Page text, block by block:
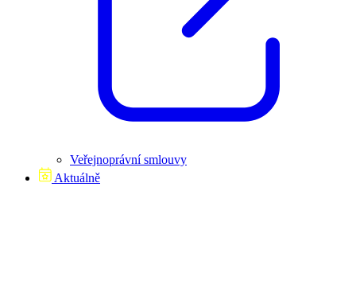
Veřejnoprávní smlouvy
Aktuálně